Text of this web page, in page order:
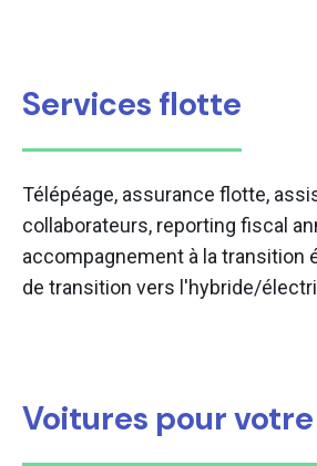
Services flotte
Télépéage, assurance flotte,
collaborateurs, reporting fiscal
accompagnement à la transition
de transition vers l'hybride/
Voitures pour